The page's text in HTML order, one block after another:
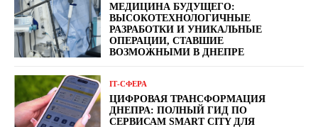
МЕДИЦИНА БУДУЩЕГО:
ВЫСОКОТЕХНОЛОГИЧНЫЕ
РАЗРАБОТКИ И УНИКАЛЬНЫЕ
ОПЕРАЦИИ, СТАВШИЕ
ВОЗМОЖНЫМИ В ДНЕПРЕ
ІТ-СФЕРА
ЦИФРОВАЯ ТРАНСФОРМАЦИЯ
ДНЕПРА: ПОЛНЫЙ ГИД ПО
СЕРВИСАМ SMART CITY ДЛЯ